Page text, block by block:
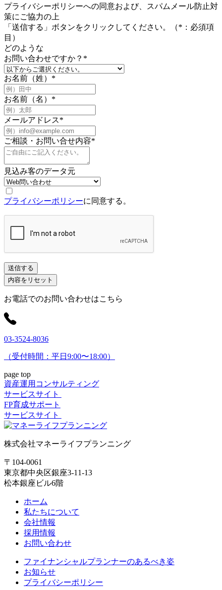
プライバシーポリシーへの同意および、スパムメール防止対
策にご協力の上
「送信する」ボタンをクリックしてください。（* ：必須項
目）
どのような
お問い合わせですか？ *
お名前（姓） *
お名前（名） *
メールアドレス*
ご相談・お問い合せ内容*
見込み客のデータ元
プライバシーポリシーに同意する。
お電話でのお問い合わせはこちら
03-3524-8036
（受付時間：平日9:00〜18:00）
page top
資産運用コンサルティング
サービスサイト
FP育成サポート
サービスサイト
株式会社マネーライフプランニング
〒104-0061
東京都中央区銀座3-11-13
松本銀座ビル6階
ホーム
私たちについて
会社情報
採用情報
お問い合わせ
ファイナンシャルプランナーのあるべき姿
お知らせ
プライバシーポリシー